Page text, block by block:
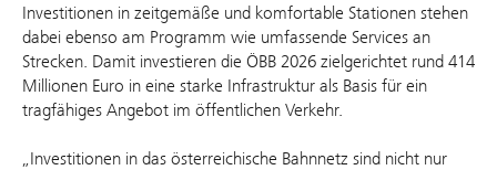
Investitionen in zeitgemäße und komfortable Stationen stehen
dabei ebenso am Programm wie umfassende Services an
Strecken. Damit investieren die ÖBB 2026 zielgerichtet rund 414
Millionen Euro in eine starke Infrastruktur als Basis für ein
tragfähiges Angebot im öffentlichen Verkehr.
„Investitionen in das österreichische Bahnnetz sind nicht nur